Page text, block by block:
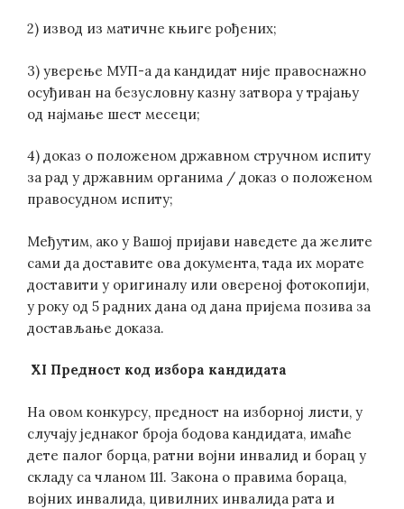
2) извод из матичне књиге рођених;
3) уверење МУП-а да кандидат није правоснажно
осуђиван на безусловну казну затвора у трајању
од најмање шест месеци;
4) доказ о положеном државном стручном испиту
за рад у државним органима / доказ о положеном
правосудном испиту;
Међутим, ако у Вашој пријави наведете да желите
сами да доставите ова документа, тада их морате
доставити у оригиналу или овереној фотокопији,
у року од 5 радних дана од дана пријема позива за
достављање доказа.
XI Предност код избора кандидата
На овом конкурсу, предност на изборној листи, у
случају једнаког броја бодова кандидата, имаће
дете палог борца, ратни војни инвалид и борац у
складу са чланом 111. Закона о правима бораца,
војних инвалида, цивилних инвалида рата и